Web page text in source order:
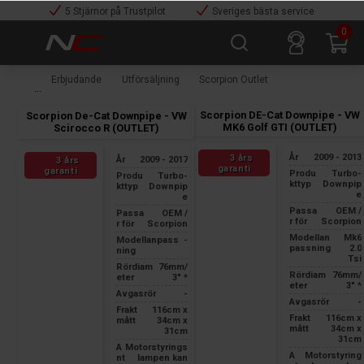
5 Stjärnor på Trustpilot
Sveriges bästa service
0
Erbjudande Utförsäljning Scorpion Outlet
Scorpion De-Cat Downpipe - VW
Scirocco R (OUTLET)
3 års
garanti
År
2009 - 2017
Produ
kttyp
Turbo-
Downpip
e
Passa
r för
OEM /
Scorpion
Modellanpass
ning
-
Rördiam
eter
76mm/
3" *
Avgasrör
-
Frakt
mått
116cm x
34cm x
31cm
A
nt
Motorstyrings
lampen kan
Scorpion DE-Cat Downpipe - VW
MK6 Golf GTI (OUTLET)
3 års
garanti
År
2009 - 2013
Produ
kttyp
Turbo-
Downpip
e
Passa
r för
OEM /
Scorpion
Modellan
passning
Mk6
2.0
Tsi
Rördiam
eter
76mm/
3" *
Avgasrör
-
Frakt
mått
116cm x
34cm x
31cm
A
Motorstyring